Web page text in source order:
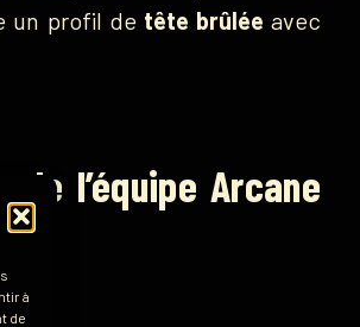
à
de
un profil de tête brûlée avec
l’équipe Arcane